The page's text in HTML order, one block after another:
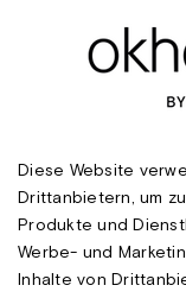
Diese Website
Drittanbietern, um
Produkte und
Werbe- und
Inhalte von